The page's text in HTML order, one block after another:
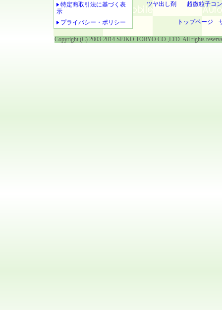
特定商取引法に基づく表
示
プライバシー・ポリシー
ツヤ出し剤 超微粒子コ
トップページ
Copyright (C) 2003-2014 SEIKO TORYO CO.,LTD. All rights